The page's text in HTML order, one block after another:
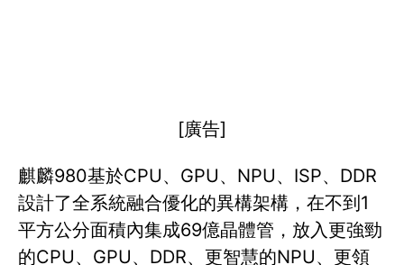
[廣告]
麒麟980基於CPU、GPU、NPU、ISP、DDR
設計了全系統融合優化的異構架構，在不到1
平方公分面積內集成69億晶體管，放入更強勁
的CPU、GPU、DDR、更智慧的NPU、更領